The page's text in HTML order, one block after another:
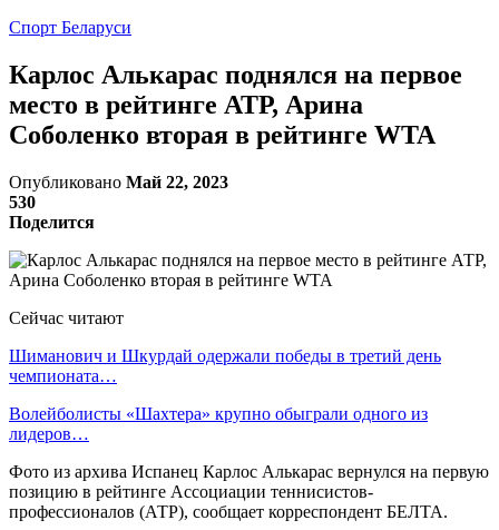
Спорт Беларуси
Карлос Алькарас поднялся на первое
место в рейтинге АТР, Арина
Соболенко вторая в рейтинге WTA
Опубликовано Май 22, 2023
530
Поделится
Сейчас читают
Шиманович и Шкурдай одержали победы в третий день
чемпионата…
Волейболисты «Шахтера» крупно обыграли одного из
лидеров…
Фото из архива Испанец Карлос Алькарас вернулся на первую
позицию в рейтинге Ассоциации теннисистов-
профессионалов (АТР), сообщает корреспондент БЕЛТА.